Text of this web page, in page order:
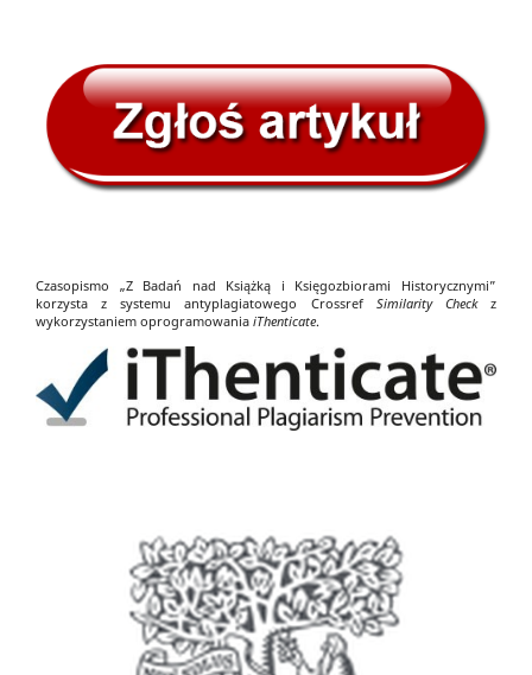
Czasopismo „Z Badań nad Książką i Księgozbiorami Historycznymi”
korzysta z systemu antyplagiatowego Crossref Similarity Checkz
wykorzystaniem oprogramowania iThenticate.